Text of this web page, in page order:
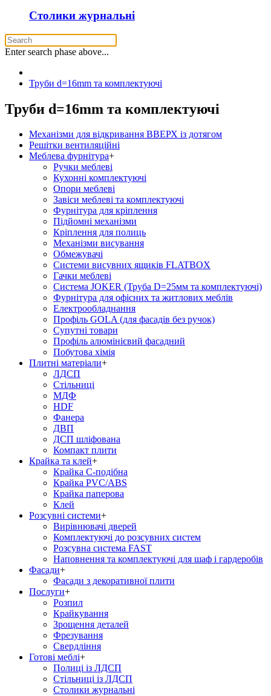
Столики журнальні
Enter search phase above...
Труби d=16mm та комплектуючі
Труби d=16mm та комплектуючі
Механізми для відкривання ВВЕРХ із дотягом
Решітки вентиляційні
Меблева фурнітура+
Ручки меблеві
Кухонні комплектуючі
Опори меблеві
Завіси меблеві та комплектуючі
Фурнітура для кріплення
Підйомні механізми
Кріплення для полиць
Механізми висування
Обмежувачі
Системи висувних ящиків FLATBOX
Гачки меблеві
Система JOKER (Труба D=25мм та комплектуючі)
Фурнітура для офісних та житлових меблів
Електрообладнання
Профіль GOLA (для фасадів без ручок)
Супутні товари
Профіль алюмінієвий фасадний
Побутова хімія
Плитні матеріали+
ЛДСП
Стільниці
МДФ
HDF
Фанера
ДВП
ДСП шліфована
Компакт плити
Крайка та клей+
Крайка С-подібна
Крайка PVC/ABS
Крайка паперова
Клей
Розсувні системи+
Вирівнювачі дверей
Комплектуючі до розсувних систем
Розсувна система FAST
Наповнення та комплектуючі для шаф і гардеробів
Фасади+
Фасади з декоративної плити
Послуги+
Розпил
Крайкування
Зрощення деталей
Фрезування
Свердління
Готові меблі+
Полиці із ЛДСП
Стільниці із ЛДСП
Столики журнальні